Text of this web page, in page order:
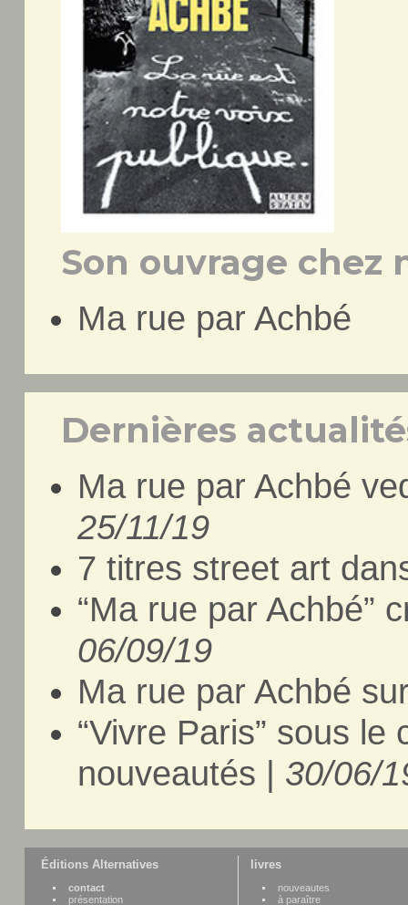
Son ouvrage chez
Ma rue par Achbé
Dernières
Ma rue par Achbé
25/11/19
7 titres street art
“Ma rue par Achbé”
06/09/19
Ma rue par Achbé
“Vivre Paris” sous
nouveautés | 30/06/
Éditions Alternatives
contact
présentation
livres
nouveautes
à paraître